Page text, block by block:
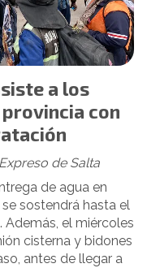
a los
con
de Salta
de agua en
sostendrá hasta el
Además, el miércoles
cisterna y bidones
antes de llegar a